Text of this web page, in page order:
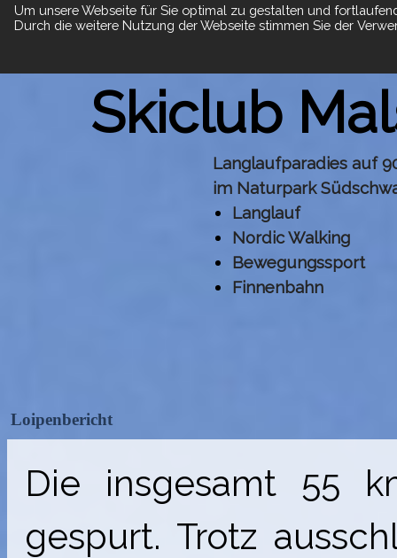
Um unsere Webseite für Sie optimal zu gestalten und
Durch die weitere Nutzung der Webseite stimmen Sie der
Skiclub
Suche
Langlaufparadies auf
im Naturpark
Langlauf
Nordic Walking
Bewegungssport
Finnenbahn
Loipenbericht
Die insgesamt 55
gespurt. Trotz